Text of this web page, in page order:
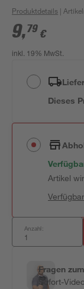
Produktdetails |
9,79 €
inkl. 19% MwSt.
Dieses
Artikel
Anzahl:
Fragen
Sofort-